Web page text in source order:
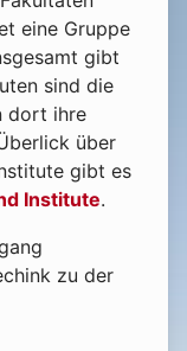
eine Gruppe
gibt
sind die
dort ihre
über
gibt es
Institute.
zu der